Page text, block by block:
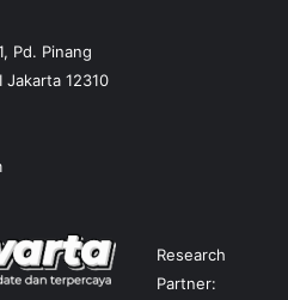
Pd. Pinang
Jakarta 12310
Research
Partner: